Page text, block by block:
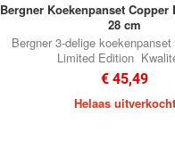
Bergner Koekenpanset Copper
28 cm
Bergner 3-delige
Limited Edition
€ 45,49
Helaas uitverkocht